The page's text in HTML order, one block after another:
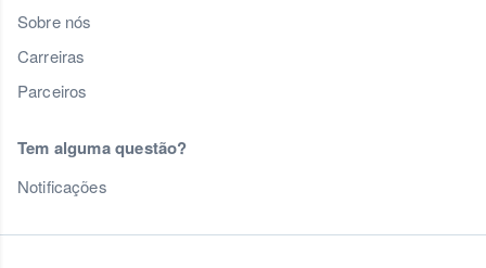
Sobre nós
Carreiras
Parceiros
Tem alguma questão?
Notificações